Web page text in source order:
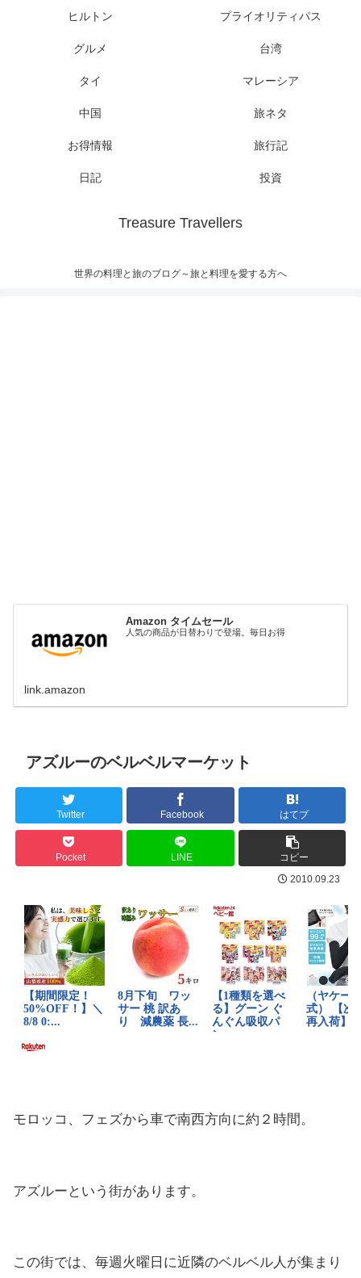
Treasure Travellers
世界の料理と旅のブログ～旅と料理を愛する方へ
ヒルトン プライオリティパス
グルメ 台湾
タイ マレーシア
中国 旅ネタ
お得情報 旅行記
日記 投資
Amazon タイムセール
人気の商品が日替わりで登場。毎日お得
link.amazon
アズルーのベルベルマーケット
Twitter Facebook はてブ
Pocket LINE
コピー
2010.09.23
モロッコ、フェズから車で南西方向に約２時間。
アズルーという街があります。
この街では、毎週火曜日に近隣のベルベル人が集まり